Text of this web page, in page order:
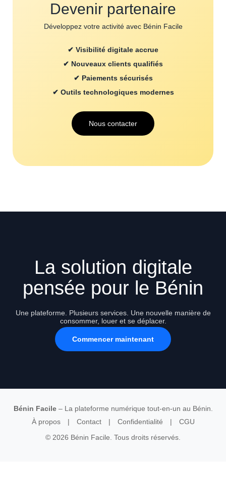
Devenir partenaire
Développez votre activité avec Bénin Facile
✔ Visibilité digitale accrue
✔ Nouveaux clients qualifiés
✔ Paiements sécurisés
✔ Outils technologiques modernes
Nous contacter
La solution digitale
pensée pour le Bénin
Une plateforme. Plusieurs services. Une nouvelle manière de
consommer, louer et se déplacer.
Commencer maintenant
Bénin Facile– La plateforme numérique tout-en-un au Bénin.
À propos
| Contact | Confidentialité |
CGU
© 2026 Bénin Facile. Tous droits réservés.